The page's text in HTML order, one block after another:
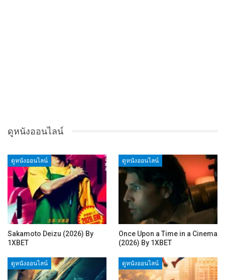
ดูหนังออนไลน์
ดูหนังออนไลน์
Sakamoto Deizu (2026) By
1XBET
ดูหนังออนไลน์
Once Upon a Time in a Cinema
(2026) By 1XBET
ดูหนังออนไลน์ ดูหนังออนไลน์